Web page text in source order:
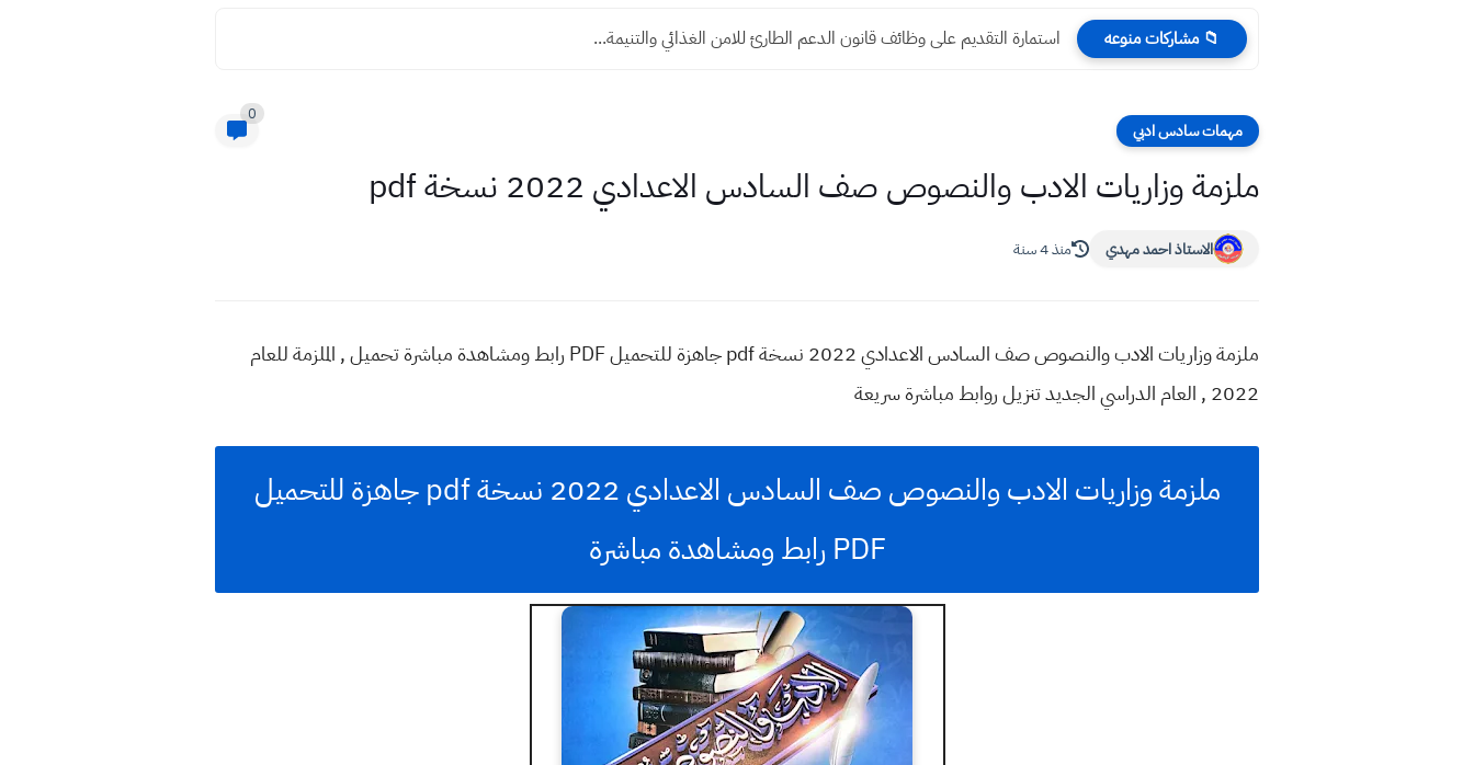
📁 مشاركات منوعه استمارة التقديم على وظائف قانون الدعم الطارئ للامن الغذائي والتنيمة...
مهمات سادس ادبي
0
ملزمة وزاريات الادب والنصوص صف السادس الاعدادي 2022 نسخة pdf
الاستاذ احمد مهدي منذ 4 سنة
ملزمة وزاريات الادب والنصوص صف السادس الاعدادي 2022 نسخة pdf جاهزة للتحميل PDF رابط ومشاهدة مباشرة تحميل , الملزمة للعام
2022 , العام الدراسي الجديد تنزيل روابط مباشرة سريعة
ملزمة وزاريات الادب والنصوص صف السادس الاعدادي 2022 نسخة pdf جاهزة للتحميل
PDF رابط ومشاهدة مباشرة